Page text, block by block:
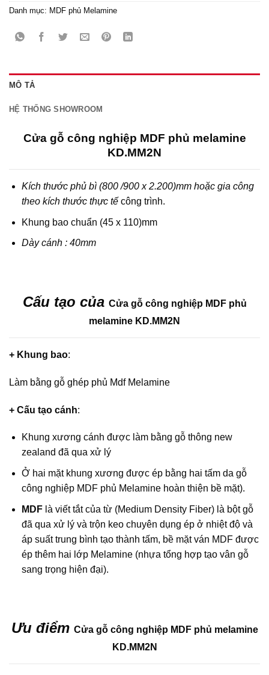
Danh mục: MDF phủ Melamine
MÔ TẢ
HỆ THỐNG SHOWROOM
Cửa gỗ công nghiệp MDF phủ melamine
KD.MM2N
Kích thước phủ bì (800 /900 x 2.200)mm hoặc gia công
theo kích thước thực tế công trình.
Khung bao chuẩn (45 x 110)mm
Dày cánh : 40mm
Cấu tạo của Cửa gỗ công nghiệp MDF phủ
melamine KD.MM2N
+ Khung bao:
Làm bằng gỗ ghép phủ Mdf Melamine
+ Cấu tạo cánh:
Khung xương cánh được làm bằng gỗ thông new
zealand đã qua xử lý
Ở hai mặt khung xương được ép bằng hai tấm da gỗ
công nghiệp MDF phủ Melamine hoàn thiện bề mặt).
MDFlà viết tắt của từ (Medium Density Fiber) là bột gỗ
đã qua xử lý và trộn keo chuyên dụng ép ở nhiệt độ và
áp suất trung bình tạo thành tấm, bề mặt ván MDF được
ép thêm hai lớp Melamine (nhựa tổng hợp tạo vân gỗ
sang trọng hiện đại).
Ưu điểm Cửa gỗ công nghiệp MDF phủ melamine
KD.MM2N